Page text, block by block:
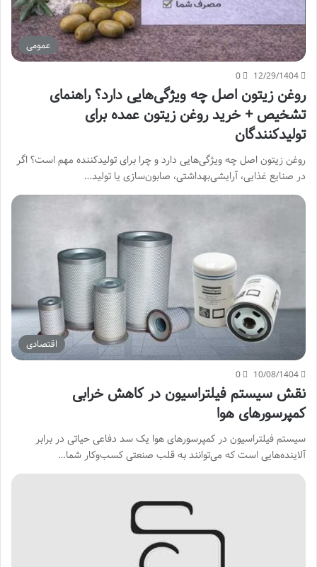
عمومی
12/29/1404
0
روغن زیتون اصل چه ویژگی‌هایی دارد؟ راهنمای
تشخیص + خرید روغن زیتون عمده برای
تولیدکنندگان
روغن زیتون اصل چه ویژگی‌هایی دارد و چرا برای تولیدکننده مهم است؟ اگر
در صنایع غذایی، آرایشی‌بهداشتی، صابون‌سازی یا تولید…
اقتصادی
10/08/1404
0
نقش سیستم فیلتراسیون در کاهش خرابی
کمپرسورهای هوا
سیستم فیلتراسیون در کمپرسورهای هوا یک سد دفاعی حیاتی در برابر
آلاینده‌هایی است که می‌توانند به قلب صنعتی کسب‌وکار شما…